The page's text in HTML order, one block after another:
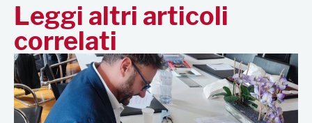
Leggi altri articoli
correlati